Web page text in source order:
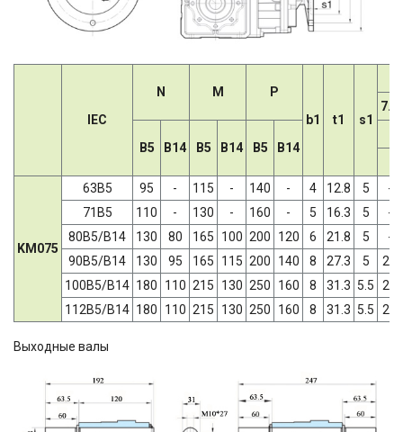
IEC
N M
P
b1
t1 s1
7.5
B5 B14 B5 B14 B5 B14
KM075
63B5 95 - 115 - 140 - 4 12.8 5
-
71B5
110 - 130 - 160 - 5 16.3 5
-
80B5/B14
130 80 165 100 200 120 6 21.8 5
-
90B5/B14
130 95 165 115 200 140 8 27.3 5
24
100B5/B14 180 110 215 130 250 160 8 31.3 5.5
28
112B5/B14 180 110 215 130 250 160 8 31.3 5.5 28
Выходные валы